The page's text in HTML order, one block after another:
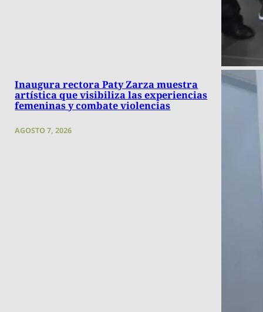
Inaugura rectora Paty Zarza muestra
artística que visibiliza las experiencias
femeninas y combate violencias
AGOSTO 7, 2026